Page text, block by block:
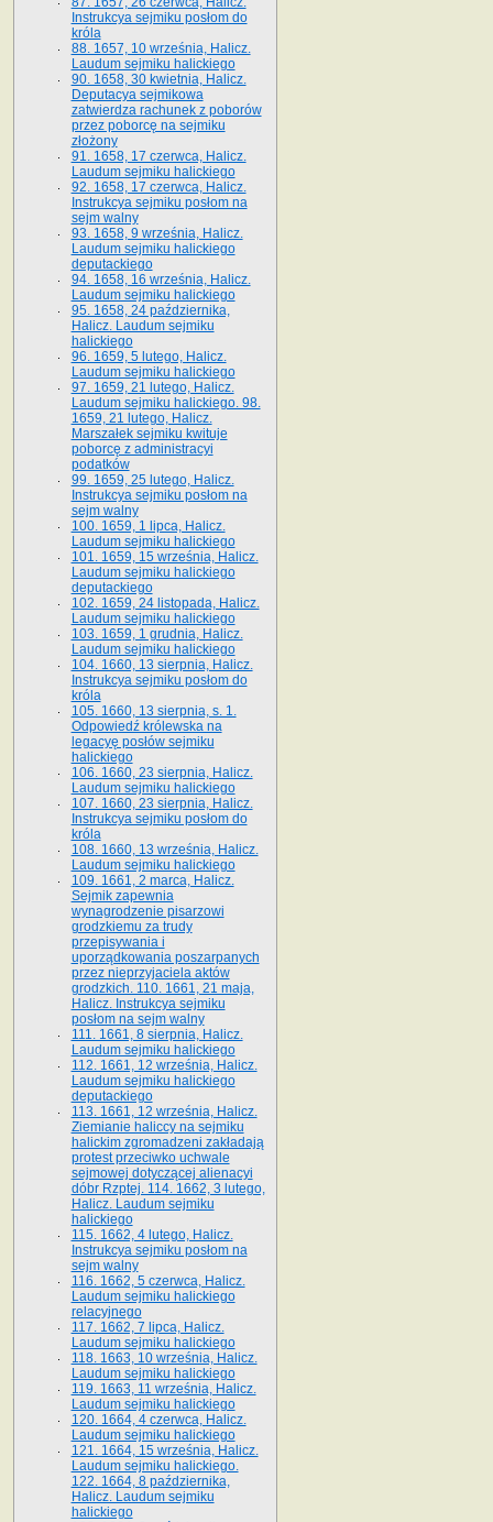
Instrukcya sejmiku posłom do
króla
88. 1657, 10 września, Halicz.
Laudum sejmiku halickiego
90. 1658, 30 kwietnia, Halicz.
Deputacya sejmikowa
zatwierdza rachunek z poborów
przez poborcę na sejmiku
złożony
91. 1658, 17 czerwca, Halicz.
Laudum sejmiku halickiego
92. 1658, 17 czerwca, Halicz.
Instrukcya sejmiku posłom na
sejm walny
93. 1658, 9 września, Halicz.
Laudum sejmiku halickiego
deputackiego
94. 1658, 16 września, Halicz.
Laudum sejmiku halickiego
95. 1658, 24 października,
Halicz. Laudum sejmiku
halickiego
96. 1659, 5 lutego, Halicz.
Laudum sejmiku halickiego
97. 1659, 21 lutego, Halicz.
Laudum sejmiku halickiego. 98.
1659, 21 lutego, Halicz.
Marszałek sejmiku kwituje
poborcę z administracyi
podatków
99. 1659, 25 lutego, Halicz.
Instrukcya sejmiku posłom na
sejm walny
100. 1659, 1 lipca, Halicz.
Laudum sejmiku halickiego
101. 1659, 15 września, Halicz.
Laudum sejmiku halickiego
deputackiego
102. 1659, 24 listopada, Halicz.
Laudum sejmiku halickiego
103. 1659, 1 grudnia, Halicz.
Laudum sejmiku halickiego
104. 1660, 13 sierpnia, Halicz.
Instrukcya sejmiku posłom do
króla
105. 1660, 13 sierpnia, s. 1.
Odpowiedź królewska na
legacyę posłów sejmiku
halickiego
106. 1660, 23 sierpnia, Halicz.
Laudum sejmiku halickiego
107. 1660, 23 sierpnia, Halicz.
Instrukcya sejmiku posłom do
króla
108. 1660, 13 września, Halicz.
Laudum sejmiku halickiego
109. 1661, 2 marca, Halicz.
Sejmik zapewnia
wynagrodzenie pisarzowi
grodzkiemu za trudy
przepisywania i
uporządkowania poszarpanych
przez nieprzyjaciela aktów
grodzkich. 110. 1661, 21 maja,
Halicz. Instrukcya sejmiku
posłom na sejm walny
111. 1661, 8 sierpnia, Halicz.
Laudum sejmiku halickiego
112. 1661, 12 września, Halicz.
Laudum sejmiku halickiego
deputackiego
113. 1661, 12 września, Halicz.
Ziemianie haliccy na sejmiku
halickim zgromadzeni zakładają
protest przeciwko uchwale
sejmowej dotyczącej alienacyi
dóbr Rzptej. 114. 1662, 3 lutego,
Halicz. Laudum sejmiku
halickiego
115. 1662, 4 lutego, Halicz.
Instrukcya sejmiku posłom na
sejm walny
116. 1662, 5 czerwca, Halicz.
Laudum sejmiku halickiego
relacyjnego
117. 1662, 7 lipca, Halicz.
Laudum sejmiku halickiego
118. 1663, 10 września, Halicz.
Laudum sejmiku halickiego
119. 1663, 11 września, Halicz.
Laudum sejmiku halickiego
120. 1664, 4 czerwca, Halicz.
Laudum sejmiku halickiego
121. 1664, 15 września, Halicz.
Laudum sejmiku halickiego.
122. 1664, 8 października,
Halicz. Laudum sejmiku
halickiego